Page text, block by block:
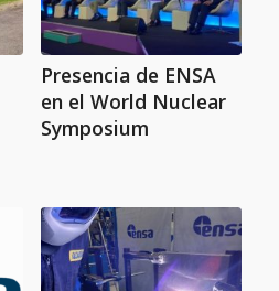
Presencia de ENSA
en el World Nuclear
Symposium